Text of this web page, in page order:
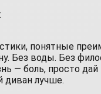
понятные
Без воды. Без
— боль, просто дай
диван лучше.